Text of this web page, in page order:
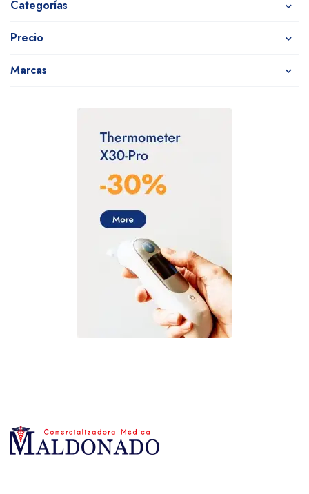
Categorías
Precio
Marcas